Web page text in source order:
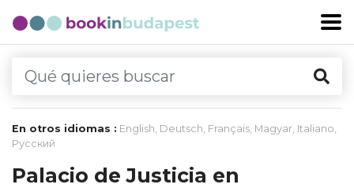
En otros idiomas : English, Deutsch, Français, Magyar, Italiano,
Русский
Palacio de Justicia en